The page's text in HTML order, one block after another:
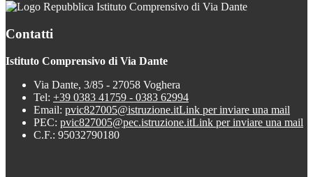
Istituto Comprensivo di Via Dante
Contatti
Istituto Comprensivo di Via Dante
Via Dante, 3/85 - 27058 Voghera
Tel: +39 0383 41759 - 0383 62994
Email: pvic827005@istruzione.itLink per inviare una mail
PEC: pvic827005@pec.istruzione.itLink per inviare una mail
C.F.: 95032790180